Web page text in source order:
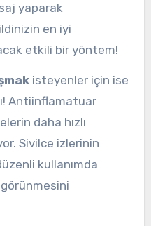
yaparak
en iyi
etkili bir yöntem!
isteyenler için ise
Antiinflamatuar
daha hızlı
Sivilce izlerinin
kullanımda